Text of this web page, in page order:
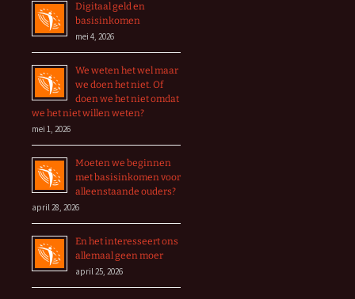
Digitaal geld en
basisinkomen
mei 4, 2026
We weten het wel maar
we doen het niet. Of
doen we het niet omdat
we het niet willen weten?
mei 1, 2026
Moeten we beginnen
met basisinkomen voor
alleenstaande ouders?
april 28, 2026
En het interesseert ons
allemaal geen moer
april 25, 2026